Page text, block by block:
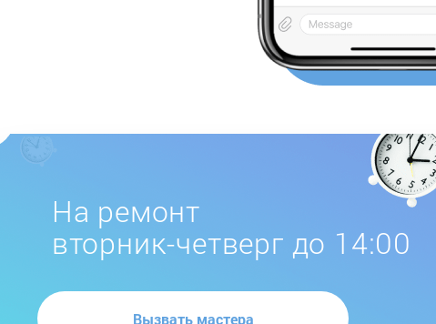
На ремонт
вторник-четверг до 14:00
Вызвать мастера